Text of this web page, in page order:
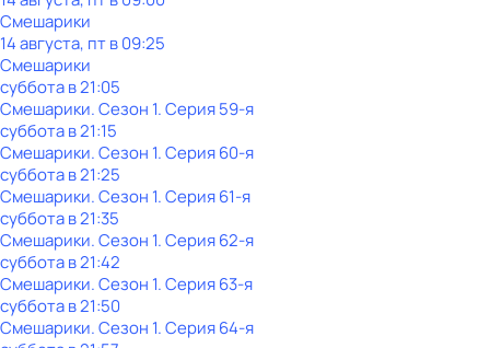
Смешарики
14 августа, пт в 09:25
Смешарики
субботав21:05
Смешарики. Сезон 1. Серия 59-я
субботав21:15
Смешарики. Сезон 1. Серия 60-я
субботав21:25
Смешарики. Сезон 1. Серия 61-я
субботав21:35
Смешарики. Сезон 1. Серия 62-я
субботав21:42
Смешарики. Сезон 1. Серия 63-я
субботав21:50
Смешарики. Сезон 1. Серия 64-я